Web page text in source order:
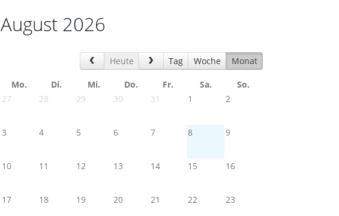
August 2026
Heute Tag Woche Monat
Mo. Di. Mi. Do. Fr. Sa.
So.
27
28 29 30 31 1 2
3 4 5 6 7 8 9
10 11 12 13 14 15 16
17 18 19 20 21 22 23